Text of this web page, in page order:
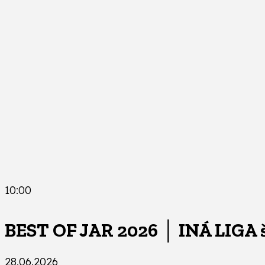
10:00
BEST OF JAR 2026 │ INÁ
28.06.2026